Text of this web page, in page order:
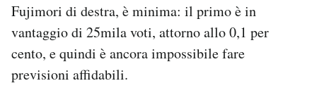
Fujimori di destra, è minima: il primo è in
vantaggio di 25mila voti, attorno allo 0,1 per
cento, e quindi è ancora impossibile fare
previsioni affidabili.